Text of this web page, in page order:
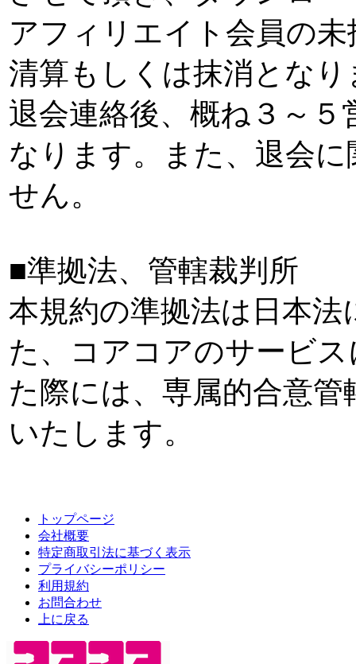
アフィリエイト会員の
清算もしくは抹消となり
退会連絡後、概ね３～
なります。また、退会
せん。
■準拠法、管轄裁判所
本規約の準拠法は日本
た、コアコアのサービ
た際には、専属的合意
いたします。
トップページ
会社概要
特定商取引法に基づく表示
プライバシーポリシー
利用規約
お問合わせ
上に戻る